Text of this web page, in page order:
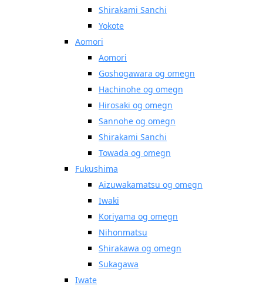
Shirakami Sanchi
Yokote
Aomori
Aomori
Goshogawara og omegn
Hachinohe og omegn
Hirosaki og omegn
Sannohe og omegn
Shirakami Sanchi
Towada og omegn
Fukushima
Aizuwakamatsu og omegn
Iwaki
Koriyama og omegn
Nihonmatsu
Shirakawa og omegn
Sukagawa
Iwate